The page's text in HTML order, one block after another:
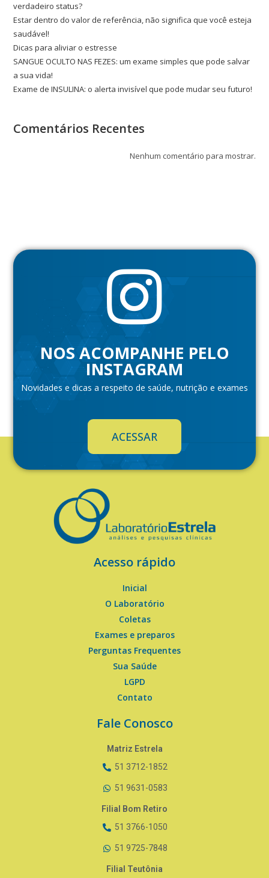
verdadeiro status?
Estar dentro do valor de referência, não significa que você esteja
saudável!
Dicas para aliviar o estresse
SANGUE OCULTO NAS FEZES: um exame simples que pode salvar
a sua vida!
Exame de INSULINA: o alerta invisível que pode mudar seu futuro!
Comentários Recentes
Nenhum comentário para mostrar.
NOS ACOMPANHE PELO
INSTAGRAM
Novidades e dicas a respeito de saúde, nutrição e exames
ACESSAR
Acesso rápido
Inicial
O Laboratório
Coletas
Exames e preparos
Perguntas Frequentes
Sua Saúde
LGPD
Contato
Fale Conosco
Matriz Estrela
51 3712-1852
51 9631-0583
Filial Bom Retiro
51 3766-1050
51 9725-7848
Filial Teutônia